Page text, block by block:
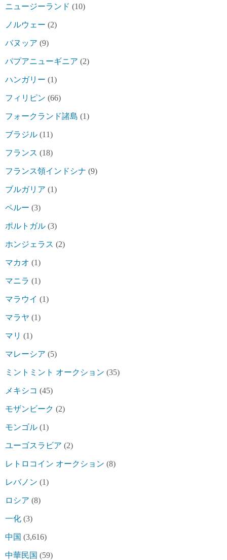
ニュージーランド (10)
ノルウェー (2)
バヌッア (9)
パプアニューギニア (2)
ハンガリー (1)
フィリピン (66)
フォークランド諸島 (1)
ブラジル (11)
フランス (18)
フランス領インドシナ (9)
ブルガリア (1)
ペルー (3)
ポルトガル (3)
ホンジェラス (2)
マカオ (1)
マニラ (1)
マラウイ (1)
マラヤ (1)
マリ (1)
マレーシア (5)
ミントミント オークション (35)
メキシコ (45)
モザンビーク (2)
モンゴル (1)
ユーゴスラビア (2)
レトロコイン オークション (8)
レバノン (1)
ロシア (8)
一化 (3)
中国 (3,616)
中華民国 (59)